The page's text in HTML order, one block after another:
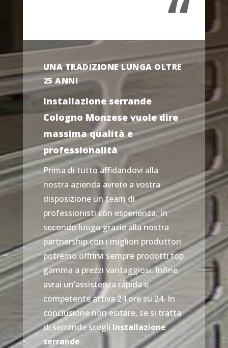
“
UNA TRADIZIONE LUNGA OLTRE
25 ANNI
Installazione serrande
Cologno Monzese vuole dire
massima qualità e
professionalità
Prima di tutto affidandovi alla
nostra azienda avrete a vostra
disposizione un team di
professionisti con esperienza. In
secondo luogo grazie alla nostra
partnership con i migliori produttori
potremo offrirvi sempre prodotti top
gamma a prezzi vantaggiosi. Infine
avrai un’assistenza rapida e
competente attiva 24 ore su 24. In
conclusione non esitare, se si tratta
di serrande scegli Installazione
serrande.